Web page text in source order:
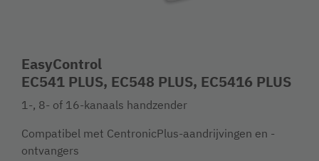
EasyControl
EC541 PLUS, EC548 PLUS, EC5416 PLUS
1-, 8- of 16-kanaals handzender
Compatibel met CentronicPlus-aandrijvingen en -
ontvangers